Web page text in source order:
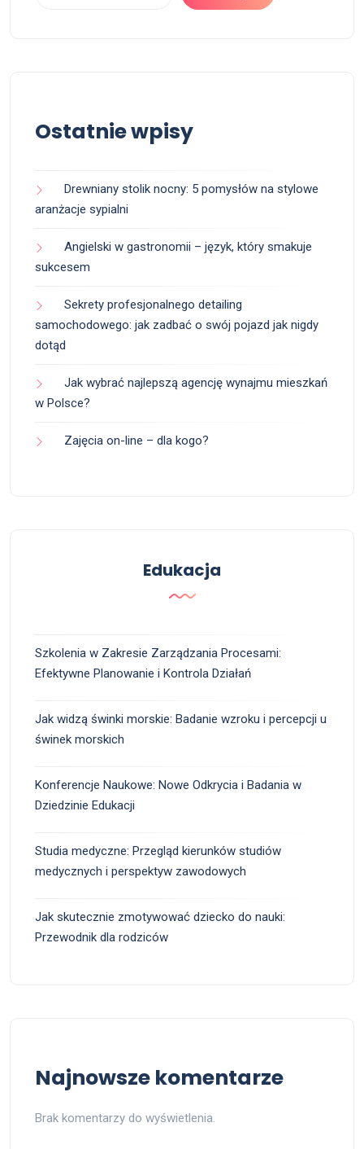
Ostatnie wpisy
Drewniany stolik nocny: 5 pomysłów na stylowe
aranżacje sypialni
Angielski w gastronomii – język, który smakuje
sukcesem
Sekrety profesjonalnego detailing
samochodowego: jak zadbać o swój pojazd jak nigdy
dotąd
Jak wybrać najlepszą agencję wynajmu mieszkań
w Polsce?
Zajęcia on-line – dla kogo?
Edukacja
Szkolenia w Zakresie Zarządzania Procesami:
Efektywne Planowanie i Kontrola Działań
Jak widzą świnki morskie: Badanie wzroku i percepcji u
świnek morskich
Konferencje Naukowe: Nowe Odkrycia i Badania w
Dziedzinie Edukacji
Studia medyczne: Przegląd kierunków studiów
medycznych i perspektyw zawodowych
Jak skutecznie zmotywować dziecko do nauki:
Przewodnik dla rodziców
Najnowsze komentarze
Brak komentarzy do wyświetlenia.